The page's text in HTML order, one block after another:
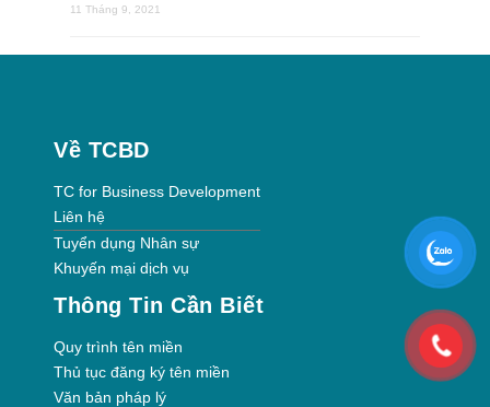
11 Tháng 9, 2021
Về TCBD
TC for Business Development
Liên hệ
Tuyển dụng Nhân sự
Khuyến mại dịch vụ
Thông Tin Cần Biết
Quy trình tên miền
Thủ tục đăng ký tên miền
Văn bản pháp lý